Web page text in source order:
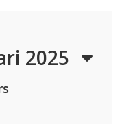
2025